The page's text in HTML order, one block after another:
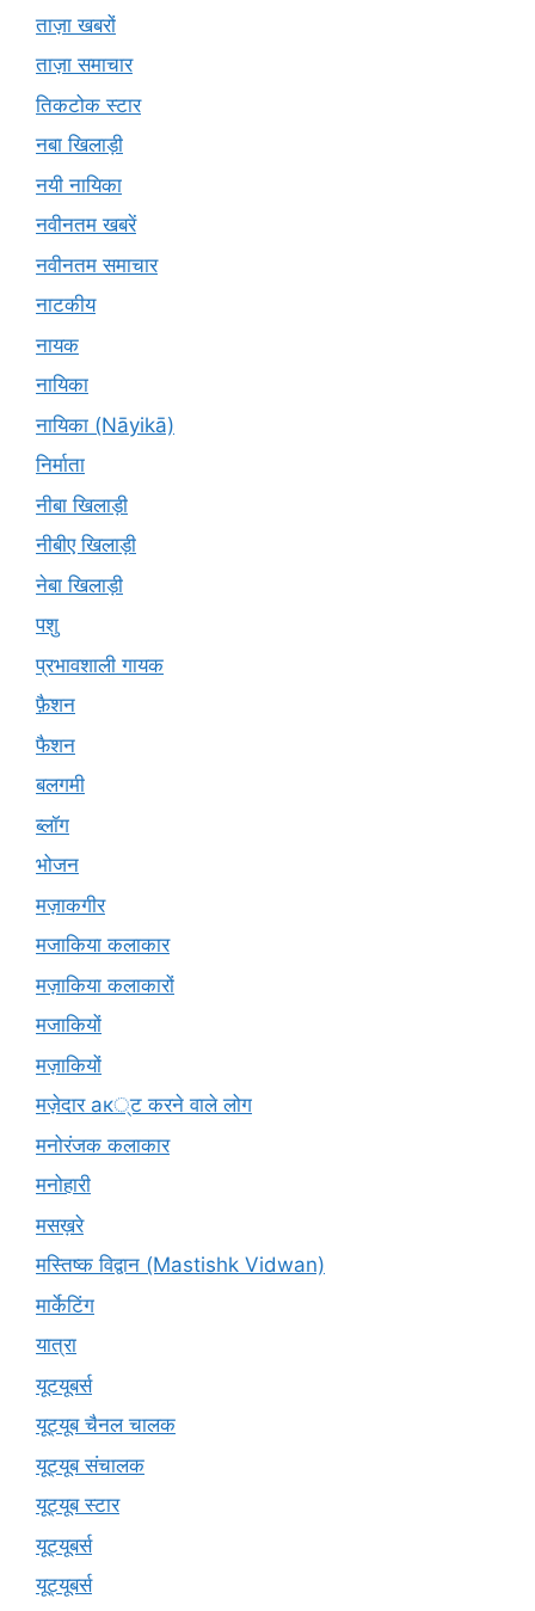
ताज़ा खबरों
ताज़ा समाचार
तिकटोक स्टार
नबा खिलाड़ी
नयी नायिका
नवीनतम खबरें
नवीनतम समाचार
नाटकीय
नायक
नायिका
नायिका (Nāyikā)
निर्माता
नीबा खिलाड़ी
नीबीए खिलाड़ी
नेबा खिलाड़ी
पशु
प्रभावशाली गायक
फ़ैशन
फैशन
बलगमी
ब्लॉग
भोजन
मज़ाकगीर
मजाकिया कलाकार
मज़ाकिया कलाकारों
मजाकियों
मज़ाकियों
मज़ेदार ак्ट करने वाले लोग
मनोरंजक कलाकार
मनोहारी
मसख़रे
मस्तिष्क विद्वान (Mastishk Vidwan)
मार्केटिंग
यात्रा
यूटयूबर्स
यूट्यूब चैनल चालक
यूट्यूब संचालक
यूट्यूब स्टार
यूट्यूबर्स
यूट्‍यूबर्स